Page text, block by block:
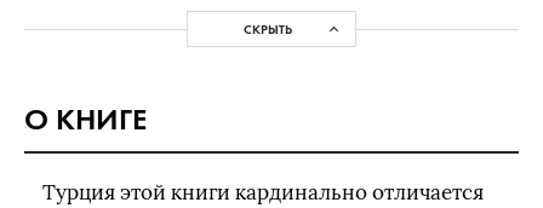
СКРЫТЬ
О КНИГЕ
Турция этой книги кардинально отличается